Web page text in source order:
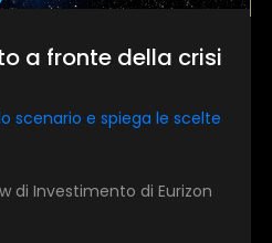
a fronte della crisi
scenario e spiega le scelte
di Investimento di Eurizon